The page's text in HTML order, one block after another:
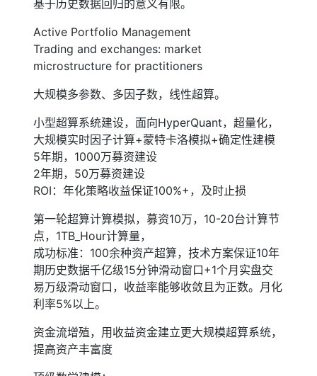
基于历史数据回归的意义有限。
Active Portfolio Management
Trading and exchanges: market
microstructure for practitioners
大规模多参数、多因子数，线性超算。
小型超算系统建设，面向HyperQuant，超量化，
大规模实时因子计算+蒙特卡洛模拟+确定性建模
5年期，1000万募资建设
2年期，50万募资建设
ROI：年化策略收益保证100%+，及时止损
第一轮超算计算模拟，募资10万，10-20台计算节
点，1TB_Hour计算量，
成功标准：100余种资产超算，技术方案保证10年
期历史数据千亿级15分钟滑动窗口+1个月实盘交
易万级滑动窗口，收益率能够收敛且为正数。月化
利率5%以上。
资金流增殖，用收益资金建立更大规模超算系统，
提高资产丰富度